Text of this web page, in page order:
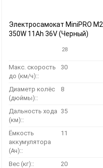
Электросамокат MiniPRO M2
350W 11Ah 36V (Черный)
28
Макс. скорость
до (км/ч)::
30
Диаметр колёс
(дюймы)::
8
Дальность хода
(км)::
35
Ёмкость
аккумулятора
(Ач)::
11
Вес (кг):: 20